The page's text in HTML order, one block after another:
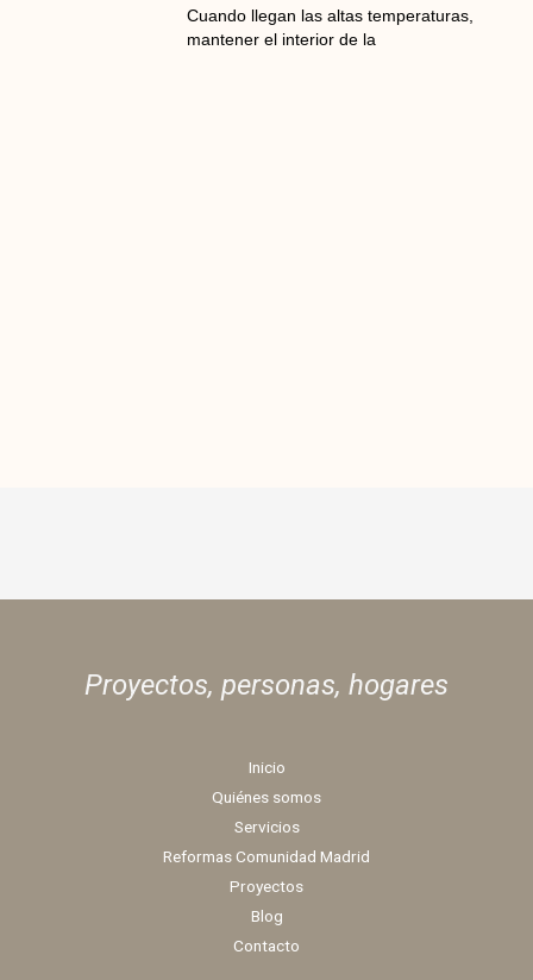
Cuando llegan las altas temperaturas,
mantener el interior de la
Proyectos, personas, hogares
Inicio
Quiénes somos
Servicios
Reformas Comunidad Madrid
Proyectos
Blog
Contacto